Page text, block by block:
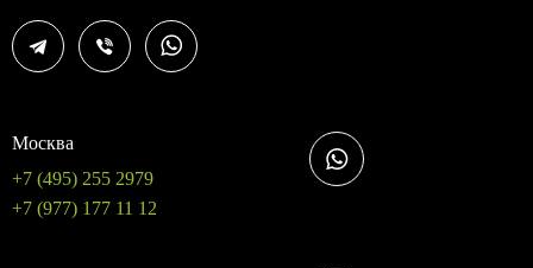
Москва
+7 (495) 255 2979
+7 (977) 177 11 12